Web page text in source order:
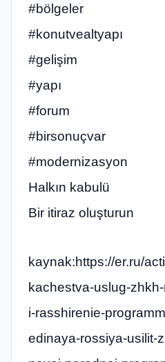
#bölgeler
#konutvealtyapı
#gelişim
#yapı
#forum
#birsonuçvar
#modernizasyon
Halkın kabulü
Bir itiraz oluşturun
kaynak:https://er.ru/
kachestva-uslug-
i-rasshirenie-
edinaya-rossiya-usilit-